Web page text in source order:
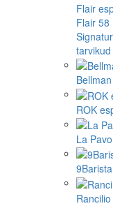
Flair
Flair 58
tarvikud
ROK
La
9Barista
Rancilio